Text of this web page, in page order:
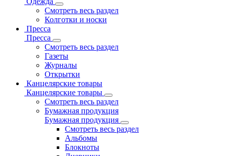
Смотреть весь раздел
Колготки и носки
Пресса
Пресса
Смотреть весь раздел
Газеты
Журналы
Открытки
Канцелярские товары
Канцелярские товары
Смотреть весь раздел
Бумажная продукция
Бумажная продукция
Смотреть весь раздел
Альбомы
Блокноты